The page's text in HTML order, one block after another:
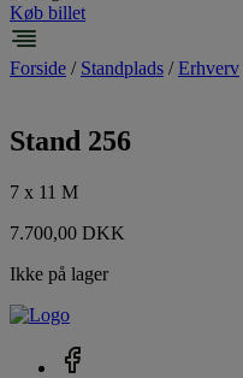
Køb billet
Forside / Standplads /Erhverv
Stand 256
7 x 11 M
7.700,00 DKK
Ikke på lager